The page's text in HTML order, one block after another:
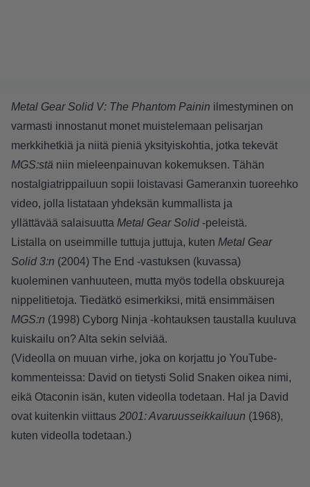
Metal Gear Solid V: The Phantom Painin ilmestyminen on
varmasti innostanut monet muistelemaan pelisarjan
merkkihetkiä ja niitä pieniä yksityiskohtia, jotka tekevät
MGS:stä niin mieleenpainuvan kokemuksen. Tähän
nostalgiatrippailuun sopii loistavasi Gameranxin tuoreehko
video, jolla listataan yhdeksän kummallista ja
yllättävää salaisuutta Metal Gear Solid -peleistä.
Listalla on useimmille tuttuja juttuja, kuten Metal Gear
Solid 3:n (2004) The End -vastuksen (kuvassa)
kuoleminen vanhuuteen, mutta myös todella obskuureja
nippelitietoja. Tiedätkö esimerkiksi, mitä ensimmäisen
MGS:n (1998) Cyborg Ninja -kohtauksen taustalla kuuluva
kuiskailu on? Alta sekin selviää.
(Videolla on muuan virhe, joka on korjattu jo YouTube-
kommenteissa: David on tietysti Solid Snaken oikea nimi,
eikä Otaconin isän, kuten videolla todetaan. Hal ja David
ovat kuitenkin viittaus 2001: Avaruusseikkailuun (1968),
kuten videolla todetaan.)